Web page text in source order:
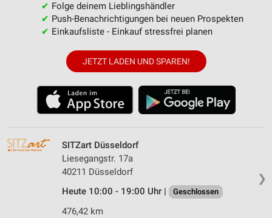
✔ Folge deinem Lieblingshändler
✔ Push-Benachrichtigungen bei neuen Prospekten
✔ Einkaufsliste - Einkauf stressfrei planen
JETZT LADEN UND SPAREN!
❯
SITZart Düsseldorf
Liesegangstr. 17a
40211 Düsseldorf
Heute 10:00 - 19:00 Uhr |
Geschlossen
476,42 km